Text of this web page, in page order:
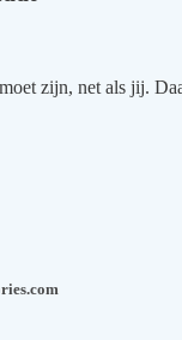
zijn, net als jij.